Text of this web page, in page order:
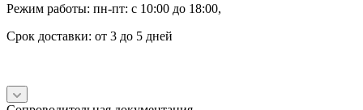
Режим работы: пн-пт: с 10:00 до 18:00,
Срок доставки: от 3 до 5 дней